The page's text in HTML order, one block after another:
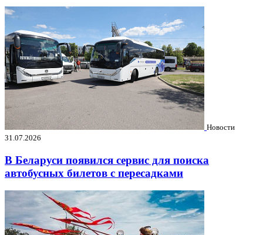
Новости
31.07.2026
В Беларуси появился сервис для поиска
автобусных билетов с пересадками